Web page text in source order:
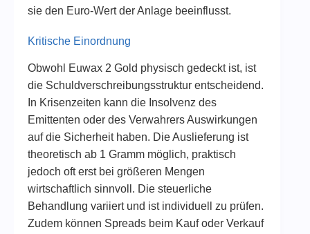
sie den Euro-Wert der Anlage beeinflusst.
Kritische Einordnung
Obwohl Euwax 2 Gold physisch gedeckt ist, ist
die Schuldverschreibungsstruktur entscheidend.
In Krisenzeiten kann die Insolvenz des
Emittenten oder des Verwahrers Auswirkungen
auf die Sicherheit haben. Die Auslieferung ist
theoretisch ab 1 Gramm möglich, praktisch
jedoch oft erst bei größeren Mengen
wirtschaftlich sinnvoll. Die steuerliche
Behandlung variiert und ist individuell zu prüfen.
Zudem können Spreads beim Kauf oder Verkauf